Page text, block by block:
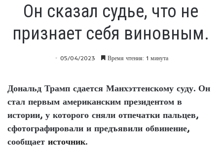
Он сказал судье, что не
признает себя виновным.
05/04/2023 Время чтения: 1 минута
Дональд Трамп сдается Манхэттенскому суду. Он
стал первым американским президентом в
истории, у которого сняли отпечатки пальцев,
сфотографировали и предъявили обвинение,
сообщает источник.